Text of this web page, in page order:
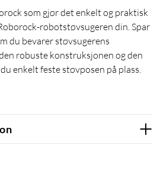
som gjør det enkelt og praktisk
robotstøvsugeren din. Spar
du bevarer støvsugerens
robuste konstruksjonen og den
enkelt feste støvposen på plass.